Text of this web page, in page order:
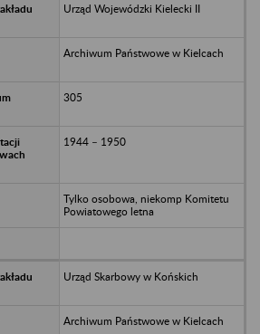
Urząd Wojewódzki Kielecki II
Archiwum Państwowe w Kielcach
305
1944 – 1950
Tylko osobowa, niekomp Komitetu
Powiatowego letna
Urząd Skarbowy w Końskich
Archiwum Państwowe w Kielcach